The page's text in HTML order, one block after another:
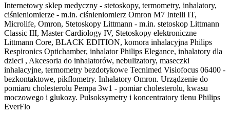
Internetowy sklep medyczny - stetoskopy, termometry, inhalatory,
ciśnieniomierze - m.in. ciśnieniomierz Omron M7 Intelli IT,
Microlife, Omron, Stetoskopy Littmann - m.in. stetoskop Littmann
Classic III, Master Cardiology IV, Stetoskopy elektroniczne
Littmann Core, BLACK EDITION, komora inhalacyjna Philips
Respironics Optichamber, inhalator Philips Elegance, inhalatory dla
dzieci , Akcesoria do inhalatorów, nebulizatory, maseczki
inhalacyjne, termometry bezdotykowe Tecnimed Visiofocus 06400 -
bezkontaktowe, pikflometry. Inhalatory Omron. Urządzenie do
pomiaru cholesterolu Pempa 3w1 - pomiar cholesterolu, kwasu
moczowego i glukozy. Pulsoksymetry i koncentratory tlenu Philips
EverFlo